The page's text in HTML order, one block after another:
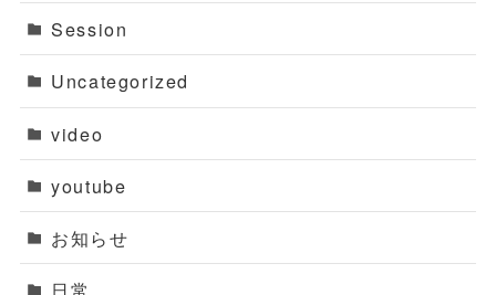
Session
Uncategorized
video
youtube
お知らせ